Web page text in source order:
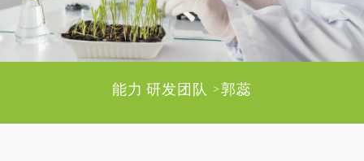
能力 研发团队 > 郭蕊